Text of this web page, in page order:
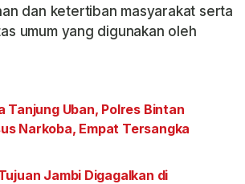
dan ketertiban masyarakat serta
umum yang digunakan oleh
Tanjung Uban, Polres Bintan
Narkoba, Empat Tersangka
Jambi Digagalkan di